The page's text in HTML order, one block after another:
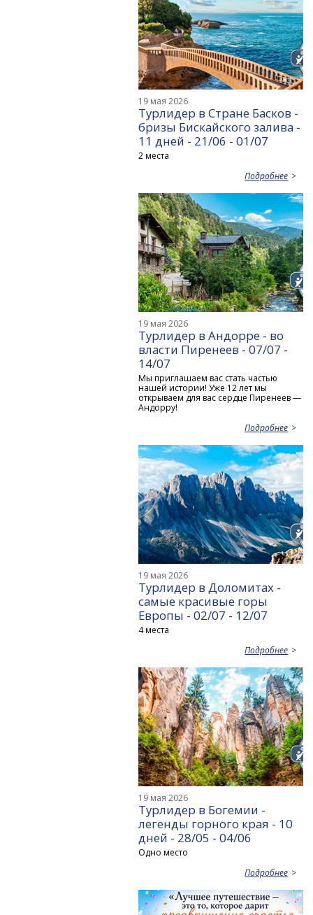
19 мая 2026
Турлидер в Стране Басков -
бризы Бискайского залива -
11 дней - 21/06 - 01/07
2 места
Подробнее
19 мая 2026
Турлидер в Андорре - во
власти Пиренеев - 07/07 -
14/07
Мы приглашаем вас стать частью
нашей истории! Уже 12 лет мы
открываем для вас сердце Пиренеев —
Андорру!
Подробнее
19 мая 2026
Турлидер в Доломитах -
самые красивые горы
Европы - 02/07 - 12/07
4 места
Подробнее
19 мая 2026
Турлидер в Богемии -
легенды горного края - 10
дней - 28/05 - 04/06
Одно место
Подробнее